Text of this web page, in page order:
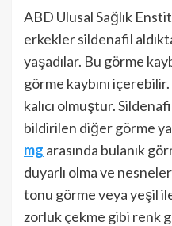
ABD Ulusal Sağlık
erkekler sildenafil
yaşadılar. Bu görme
görme kaybını
kalıcı olmuştur.
bildirilen diğer görme
mg arasında bulanık
duyarlı olma ve
tonu görme veya yeşil
zorluk çekme gibi renk